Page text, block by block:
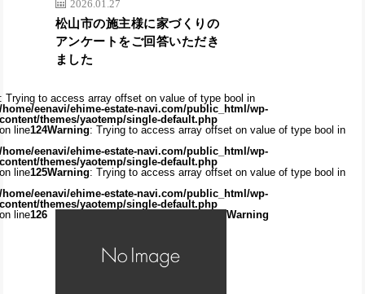
2026.01.27
松山市の施主様に家づくりの
アンケートをご回答いただき
ました
Trying to access array offset on value of type bool in
home/eenavi/ehime-estate-navi.com/public_html/wp-
themes/yaotemp/single-default.php
line124Warning: Trying to access array offset on value of type bool in
home/eenavi/ehime-estate-navi.com/public_html/wp-
themes/yaotemp/single-default.php
line125Warning: Trying to access array offset on value of type bool in
home/eenavi/ehime-estate-navi.com/public_html/wp-
themes/yaotemp/single-default.php
line126 Warning